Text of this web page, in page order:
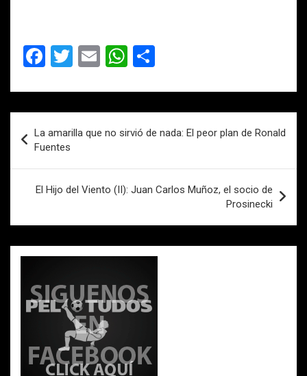
F
ce
o
o
k
T
tt
er
E
ail
W
at
s
A
p
p
m
ar
tir
de
entradas
La amarilla que no sirvió de nada: El peor plan de Ronald
Fuentes
El Hijo del Viento (II): Juan Carlos Muñoz, el socio de
Prosinecki